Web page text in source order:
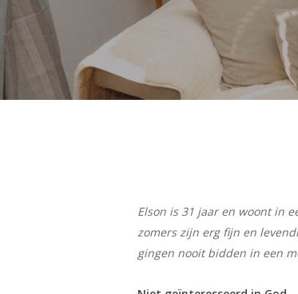
Hit enter to search or ESC to close
Elson is 31 jaar en woont in
zomers zijn erg fijn en
gingen nooit bidden in een